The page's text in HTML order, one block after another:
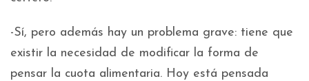
-Sí, pero además hay un problema grave: tiene que
existir la necesidad de modificar la forma de
pensar la cuota alimentaria. Hoy está pensada